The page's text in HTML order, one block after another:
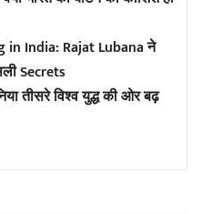
in India: Rajat Lubana ने
Secrets
तीसरे विश्व युद्ध की ओर बढ़